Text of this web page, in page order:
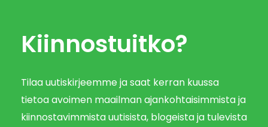
Kiinnostuitko?
Tilaa uutiskirjeemme ja saat kerran kuussa
tietoa avoimen maailman ajankohtaisimmista ja
kiinnostavimmista uutisista, blogeista ja tulevista